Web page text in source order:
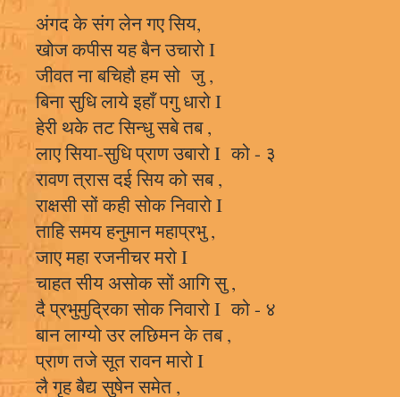
अंगद के संग लेन गए सिय,
खोज कपीस यह बैन उचारो I
जीवत ना बचिहौ हम सो जु ,
बिना सुधि लाये इहाँ पगु धारो I
हेरी थके तट सिन्धु सबे तब ,
लाए सिया-सुधि प्राण उबारो I को - ३
रावण त्रास दई सिय को सब ,
राक्षसी सों कही सोक निवारो I
ताहि समय हनुमान महाप्रभु ,
जाए महा रजनीचर मरो I
चाहत सीय असोक सों आगि सु ,
दै प्रभुमुद्रिका सोक निवारो I को - ४
बान लाग्यो उर लछिमन के तब ,
प्राण तजे सूत रावन मारो I
लै गृह बैद्य सुषेन समेत ,